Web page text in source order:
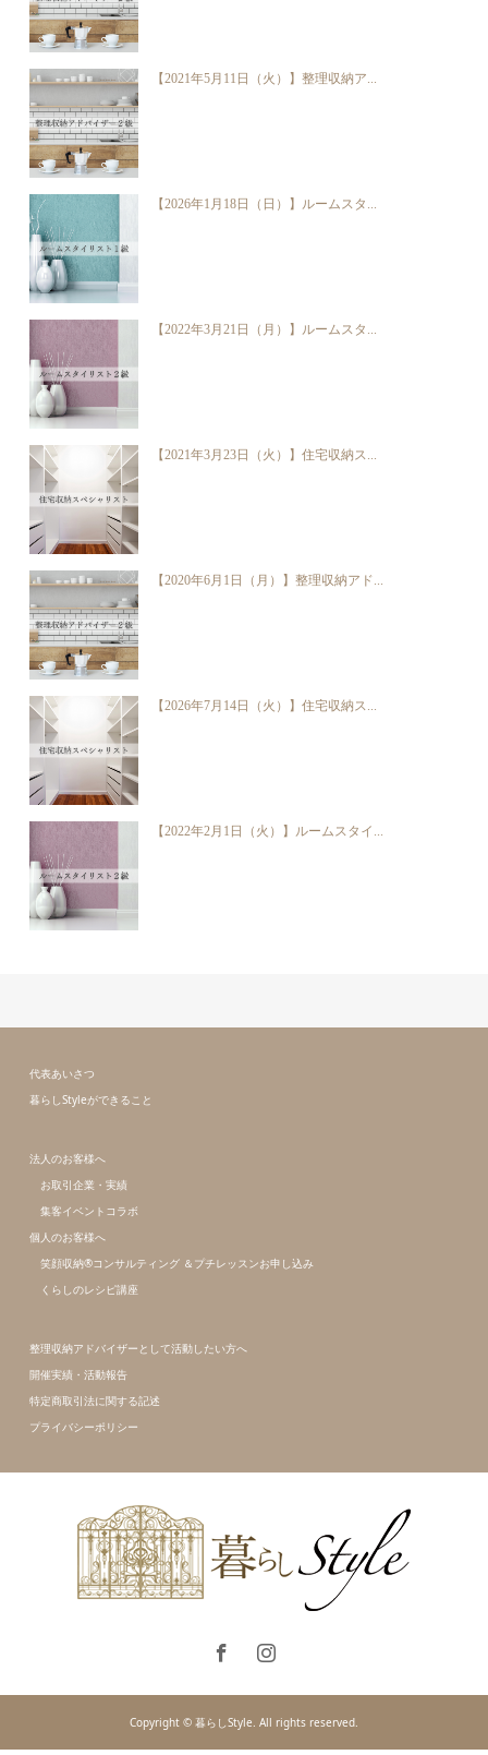
【2021年5月11日（火）】整理収納ア...
【2026年1月18日（日）】ルームスタ...
【2022年3月21日（月）】ルームスタ...
【2021年3月23日（火）】住宅収納ス...
【2020年6月1日（月）】整理収納アド...
【2026年7月14日（火）】住宅収納ス...
【2022年2月1日（火）】ルームスタイ...
代表あいさつ
暮らしStyleができること
法人のお客様へ
お取引企業・実績
集客イベントコラボ
個人のお客様へ
笑顔収納®コンサルティング ＆プチレッスンお申し込み
くらしのレシピ講座
整理収納アドバイザーとして活動したい方へ
開催実績・活動報告
特定商取引法に関する記述
プライバシーポリシー
Copyright © 暮らしStyle. All rights reserved.